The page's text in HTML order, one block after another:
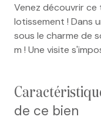
Venez découvrir
lotissement ! Dans
sous le charme de
m ! Une visite
de ce bien